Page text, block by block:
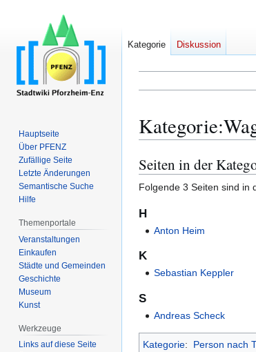
Kategorie:
Zur
Navigation
springen
Zur
Suche
springen
Seiten in der
Folgende 3 Seiten sind in
H
Anton Heim
K
Sebastian Keppler
S
Andreas Scheck
Kategorie: Person nach
Kategorie Diskussion
Hauptseite
Über PFENZ
Zufällige Seite
Letzte Änderungen
Semantische Suche
Hilfe
Themenportale
Veranstaltungen
Einkaufen
Städte und Gemeinden
Geschichte
Museum
Kunst
Werkzeuge
Links auf diese Seite